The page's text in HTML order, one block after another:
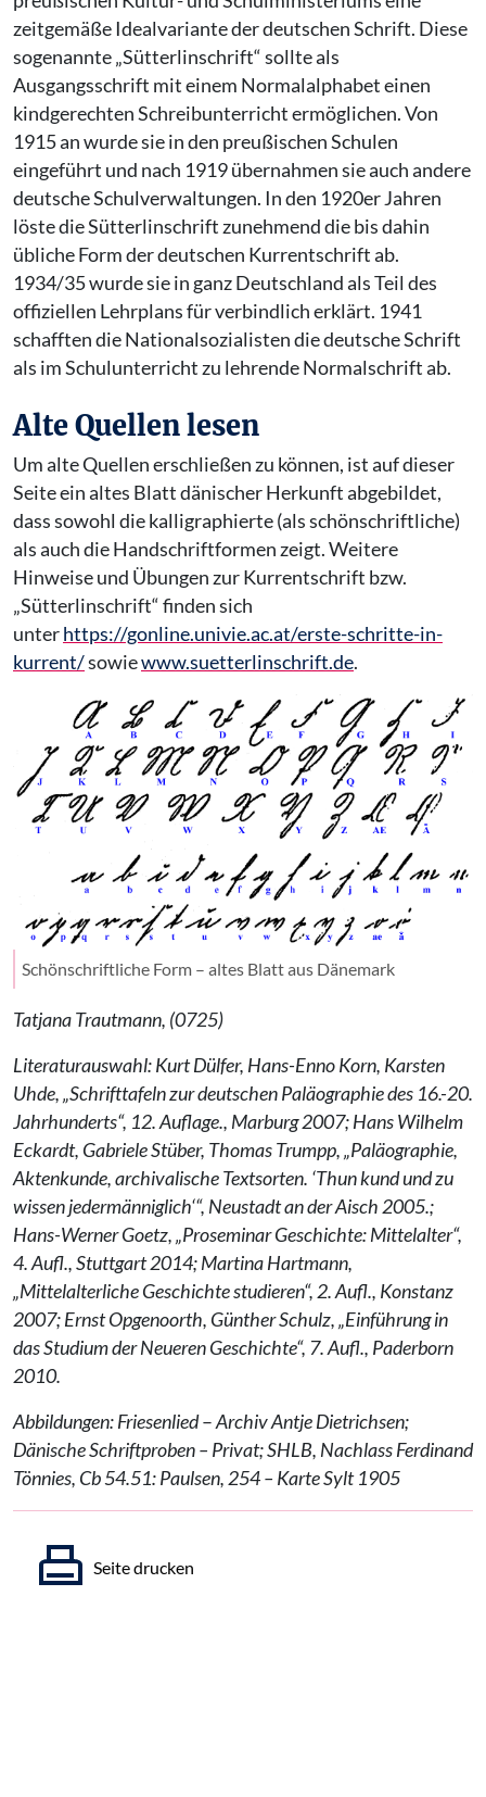
zeitgemäße Idealvariante der deutschen Schrift. Diese
sogenannte „Sütterlinschrift“ sollte als
Ausgangsschrift mit einem Normalalphabet einen
kindgerechten Schreibunterricht ermöglichen. Von
1915 an wurde sie in den preußischen Schulen
eingeführt und nach 1919 übernahmen sie auch andere
deutsche Schulverwaltungen. In den 1920er Jahren
löste die Sütterlinschrift zunehmend die bis dahin
übliche Form der deutschen Kurrentschrift ab.
1934/35 wurde sie in ganz Deutschland als Teil des
offiziellen Lehrplans für verbindlich erklärt. 1941
schafften die Nationalsozialisten die deutsche Schrift
als im Schulunterricht zu lehrende Normalschrift ab.
Alte Quellen lesen
Um alte Quellen erschließen zu können, ist auf dieser
Seite ein altes Blatt dänischer Herkunft abgebildet,
dass sowohl die kalligraphierte (als schönschriftliche)
als auch die Handschriftformen zeigt. Weitere
Hinweise und Übungen zur Kurrentschrift bzw.
„Sütterlinschrift“ finden sich
unterhttps://gonline.univie.ac.at/erste-schritte-in-
kurrent/sowiewww.suetterlinschrift.de.
Schönschriftliche Form – altes Blatt aus Dänemark
Tatjana Trautmann, (0725)
Literaturauswahl: Kurt Dülfer, Hans-Enno Korn, Karsten
Uhde, „Schrifttafeln zur deutschen Paläographie des 16.-20.
Jahrhunderts“, 12. Auflage., Marburg 2007; Hans Wilhelm
Eckardt, Gabriele Stüber, Thomas Trumpp, „Paläographie,
Aktenkunde, archivalische Textsorten. ‘Thun kund und zu
wissen jedermänniglich‘“, Neustadt an der Aisch 2005.;
Hans-Werner Goetz, „Proseminar Geschichte: Mittelalter“,
4. Aufl., Stuttgart 2014; Martina Hartmann,
„Mittelalterliche Geschichte studieren“, 2. Aufl., Konstanz
2007; Ernst Opgenoorth, Günther Schulz, „Einführung in
das Studium der Neueren Geschichte“, 7. Aufl., Paderborn
2010.
Abbildungen: Friesenlied–Archiv Antje Dietrichsen;
Dänische Schriftproben – Privat; SHLB, Nachlass Ferdinand
Tönnies, Cb 54.51: Paulsen, 254 – Karte Sylt 1905
Seite drucken